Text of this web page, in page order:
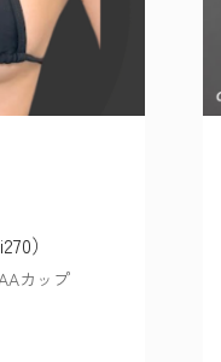
）
カップ